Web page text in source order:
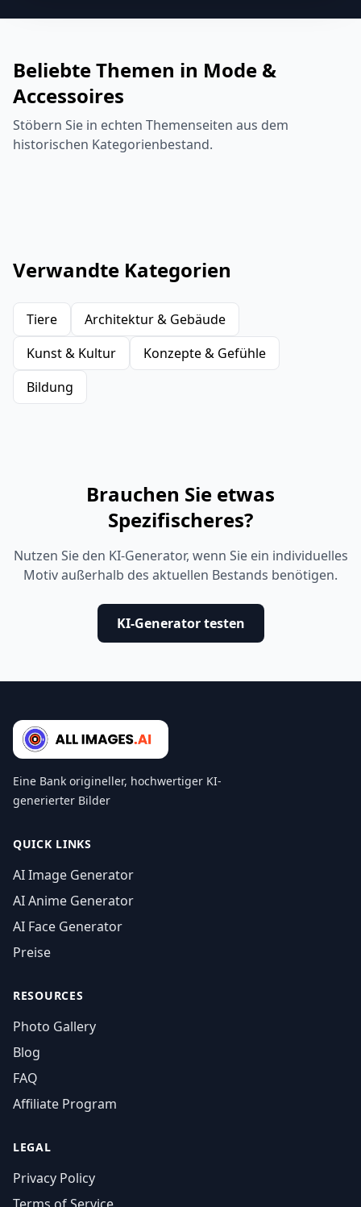
Beliebte Themen in Mode &
Accessoires
Stöbern Sie in echten Themenseiten aus dem
historischen Kategorienbestand.
Verwandte Kategorien
Tiere
Architektur & Gebäude
Kunst & Kultur
Konzepte & Gefühle
Bildung
Brauchen Sie etwas
Spezifischeres?
Nutzen Sie den KI-Generator, wenn Sie ein individuelles
Motiv außerhalb des aktuellen Bestands benötigen.
KI-Generator testen
Eine Bank origineller, hochwertiger KI-
generierter Bilder
QUICK LINKS
AI Image Generator
AI Anime Generator
AI Face Generator
Preise
RESOURCES
Photo Gallery
Blog
FAQ
Affiliate Program
LEGAL
Privacy Policy